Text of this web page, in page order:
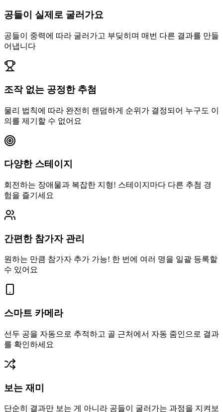
공들이 실제로 굴러가요
공들이 중력에 따라 굴러가고 부딪히며 매번 다른 결과를 만들
어냅니다
조작 없는 공정한 추첨
물리 법칙에 따라 완전히 랜덤하게 순위가 결정되어 누구도 이
의를 제기할 수 없어요
다양한 스테이지
회전하는 장애물과 복잡한 지형! 스테이지마다 다른 추첨 경
험을 즐기세요
간편한 참가자 관리
원하는 만큼 참가자 추가 가능! 한 번에 여러 명을 일괄 등록할
수 있어요
스마트 카메라
선두 공을 자동으로 추적하고 골 근처에서 자동 줌인으로 결과
를 확인하세요
보는 재미
단순히 결과만 보는 게 아니라 공들이 굴러가는 과정을 지켜보